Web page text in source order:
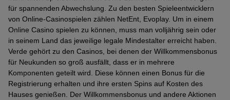
für spannenden Abwechslung. Zu den besten Spieleentwicklern
von Online-Casinospielen zählen NetEnt, Evoplay. Um in einem
Online Casino spielen zu können, muss man volljährig sein oder
in seinem Land das jeweilige legale Mindestalter erreicht haben.
Verde gehört zu den Casinos, bei denen der Willkommensbonus
für Neukunden so groß ausfällt, dass er in mehrere
Komponenten geteilt wird. Diese können einen Bonus für die
Registrierung erhalten und ihre ersten Spins auf Kosten des
Hauses genießen. Der Willkommensbonus und andere Aktionen